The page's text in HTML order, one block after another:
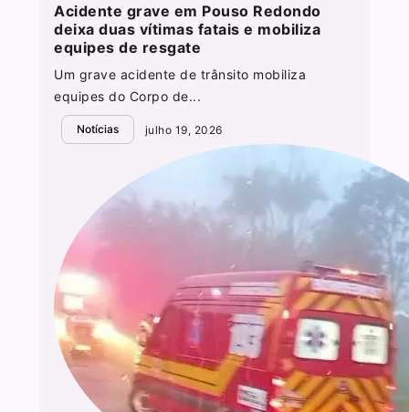
Acidente grave em Pouso Redondo
deixa duas vítimas fatais e mobiliza
equipes de resgate
Um grave acidente de trânsito mobiliza
equipes do Corpo de...
Notícias julho 19, 2026